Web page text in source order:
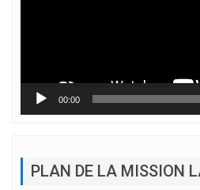
00:00
PLAN DE LA MISSION